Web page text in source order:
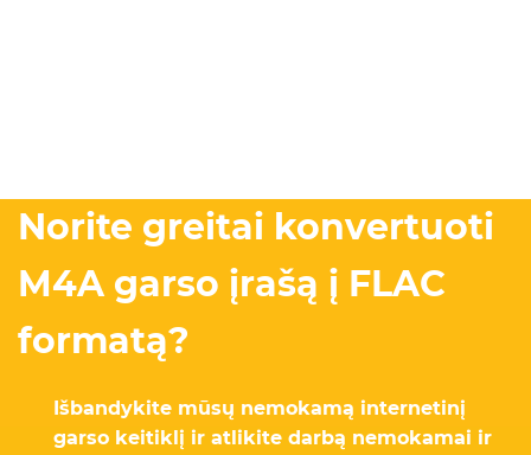
Norite greitai konvertuoti
M4A garso įrašą į FLAC
formatą?
Išbandykite mūsų nemokamą internetinį
garso keitiklį ir atlikite darbą nemokamai ir